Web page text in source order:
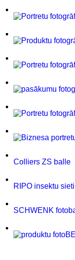
Colliers ZS balle
RIPO insektu sieti
SCHWENK